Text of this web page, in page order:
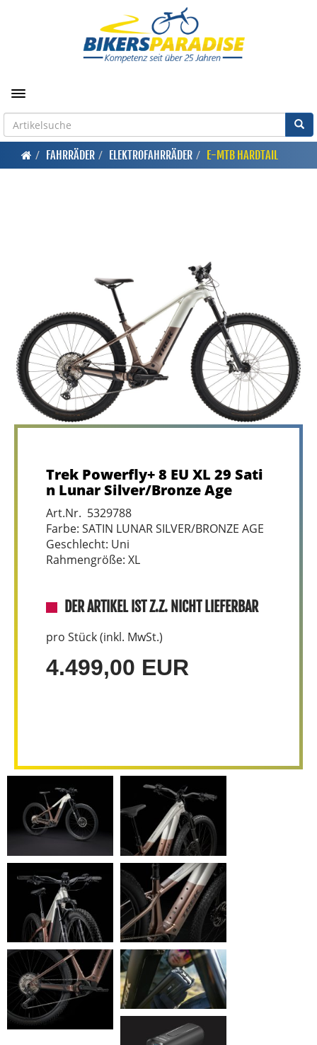
Toggle navigation
FAHRRÄDER ELEKTROFAHRRÄDER E-MTB HARDTAIL
Trek Powerfly+ 8 EU XL 29 Sati
n Lunar Silver/Bronze Age
Art.Nr. 5329788
Farbe: SATIN LUNAR SILVER/BRONZE AGE
Geschlecht: Uni
Rahmengröße: XL
DER ARTIKEL IST Z.Z. NICHT LIEFERBAR
pro Stück (inkl. MwSt.)
4.499,00 EUR